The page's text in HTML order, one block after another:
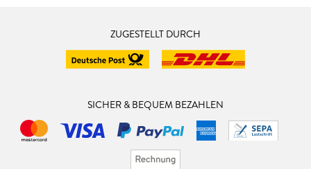
ZUGESTELLT DURCH
SICHER & BEQUEM BEZAHLEN